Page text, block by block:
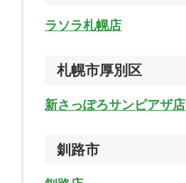
ラソラ札幌店
札幌市厚別区
新さっぽろサンピアザ店
釧路市